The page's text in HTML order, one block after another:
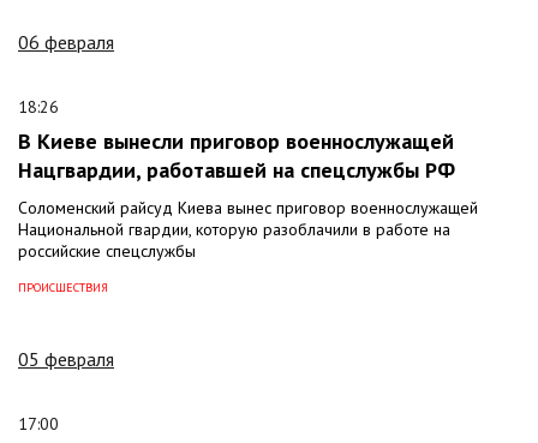
06 февраля
18:26
В Киеве вынесли приговор военнослужащей
Нацгвардии, работавшей на спецслужбы РФ
Соломенский райсуд Киева вынес приговор военнослужащей
Национальной гвардии, которую разоблачили в работе на
российские спецслужбы
ПРОИСШЕСТВИЯ
05 февраля
17:00